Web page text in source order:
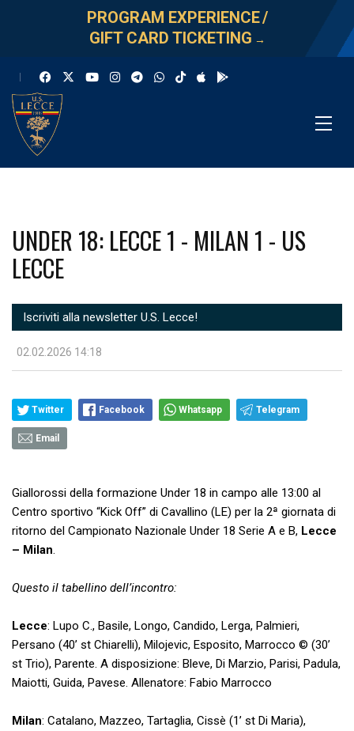
PROGRAM EXPERIENCE/
GIFT CARD TICKETING →
UNDER 18: LECCE 1 - MILAN 1 - US
LECCE
Iscriviti alla newsletter U.S. Lecce!
02.02.2026 14:18
Twitter Facebook Whatsapp Telegram
Email
Giallorossi della formazione Under 18 in campo alle 13:00 al
Centro sportivo “Kick Off” di Cavallino (LE) per la 2ª giornata di
ritorno del Campionato Nazionale Under 18 Serie A e B, Lecce
– Milan
Questo il tabellino dell’incontro:
Lecce: Lupo C., Basile, Longo, Candido, Lerga, Palmieri,
Persano (40’ st Chiarelli), Milojevic, Esposito, Marrocco © (30’
st Trio), Parente. A disposizione: Bleve, Di Marzio, Parisi, Padula,
Maiotti, Guida, Pavese. Allenatore: Fabio Marrocco
Milan: Catalano, Mazzeo, Tartaglia, Cissè (1’ st Di Maria),